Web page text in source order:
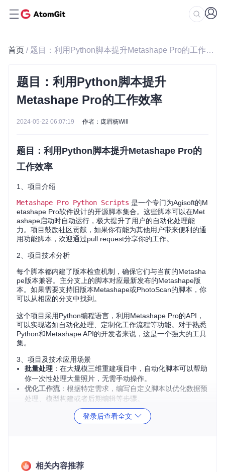
首页 / 题目：利用Python脚本提升Metashape Pro的工作效率
题目：利用Python脚本提升
Metashape Pro的工作效率
2024-05-22 06:07:19 作者：庞眉杨Will
题目：利用Python脚本提升Metashape Pro的
工作效率
1、项目介绍
Metashape Pro Python Scripts 是一个专门为Agisoft的M
etashape Pro软件设计的开源脚本集合。这些脚本可以在Met
ashape启动时自动运行，极大提升了用户的自动化处理能
力。项目鼓励社区贡献，如果你有能为其他用户带来便利的通
用功能脚本，欢迎通过pull request分享你的工作。
2、项目技术分析
每个脚本都内建了版本检查机制，确保它们与当前的Metasha
pe版本兼容。主分支上的脚本对应最新发布的Metashape版
本。如果需要支持旧版本Metashape或PhotoScan的脚本，你
可以从相应的分支中找到。
这个项目采用Python编程语言，利用Metashape Pro的API，
可以实现诸如自动化处理、定制化工作流程等功能。对于熟悉
Python和Metashape API的开发者来说，这是一个强大的工具
集。
3、项目及技术应用场景
批量处理 ：在大规模三维重建项目中，自动化脚本可以帮助
你一次性处理大量照片，无需手动操作。
优化工作流：根据特定需求，编写自定义脚本以优化数据预
处理、模型构建或者后期编辑等步骤。
：若Metashape Pro的标准功能不能满足你的需
求，可以通过脚本扩展其功能。
广泛的应用范围。
登录后查看全文
相关内容推荐